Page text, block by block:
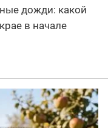
дожди: какой
в начале